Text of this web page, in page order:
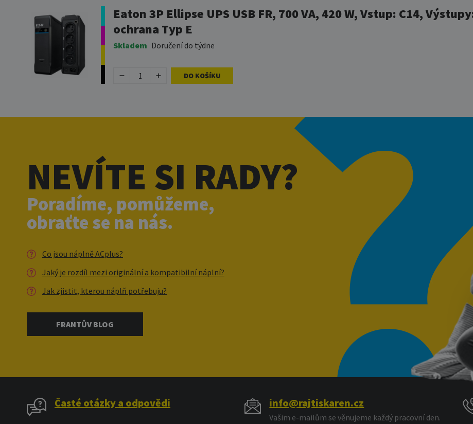
Eaton 3P Ellipse UPS USB FR, 700 VA, 420 W, Vstup: C14,
ochrana Typ E
Skladem Doručení do týdne
DO KOŠÍKU
NEVÍTE SI RADY?
Poradíme, pomůžeme,
obraťte se na nás.
Co jsou náplně ACplus?
Jaký je rozdíl mezi originální a kompatibilní náplní?
Jak zjistit, kterou náplň potřebuju?
FRANTŮV BLOG
Časté otázky a odpovědi info@rajtiskaren.cz
Vašim e-mailům se věnujeme každý pracovní den.